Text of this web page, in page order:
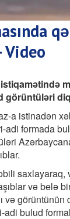
Video
görüntüləri
a istinadən
adi formada
saxlayaraq,
və belə
və
bulud